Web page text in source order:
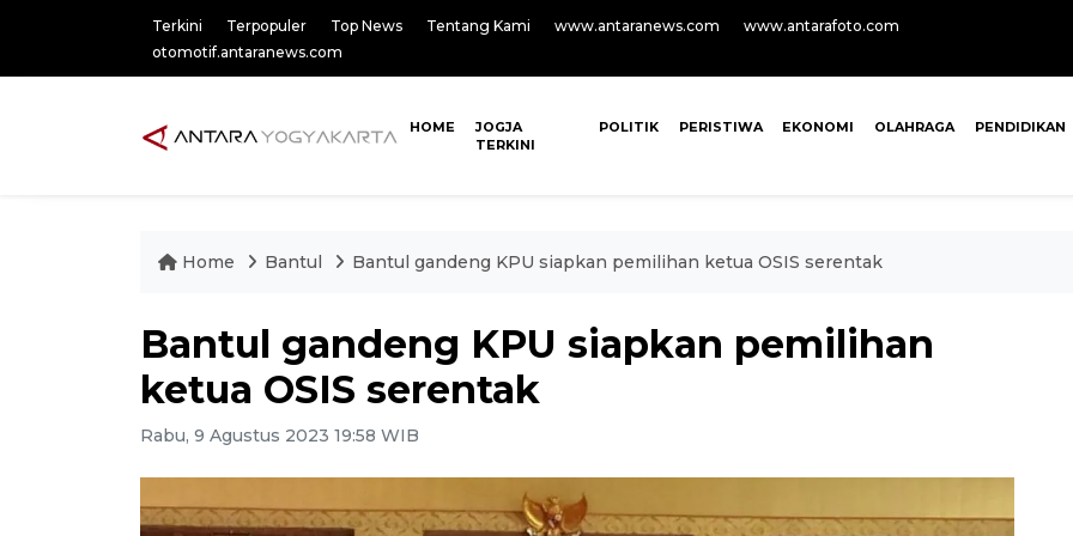
Terkini Terpopuler Top News Tentang Kami www.antaranews.com
www.antarafoto.com
otomotif.antaranews.com
HOME
JOGJA
TERKINI
POLITIK PERISTIWA EKONOMI OLAHRAGA PENDIDIKAN
Home Bantul Bantul gandeng KPU siapkan pemilihan ketua OSIS serentak
Bantul gandeng KPU siapkan pemilihan
ketua OSIS serentak
Rabu, 9 Agustus 2023 19:58 WIB